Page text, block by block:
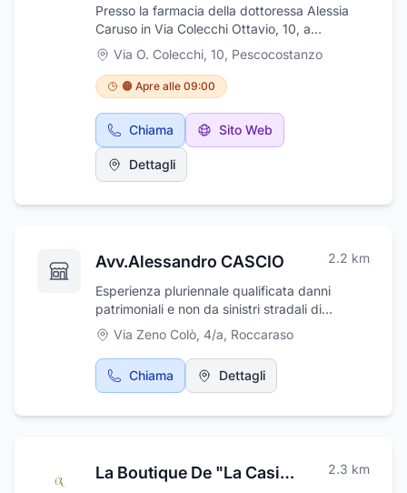
Presso la farmacia della dottoressa Alessia
Caruso in Via Colecchi Ottavio, 10, a
Pescocostanzo potrete acquistare un'ampia
selezione di farmaci da banco e dietro ricetta
medica, assistiti dall'esperienza e dalla
professionalità della dottoressa, che rimane a
disposizione dei propri clienti anche
telefonicamente.
Via O. Colecchi, 10, Pescocostanzo
🟠 Apre alle 09:00
Chiama Sito Web
Dettagli
Avv.Alessandro CASCIO 2.2 km
Esperienza pluriennale qualificata danni
patrimoniali e non da sinistri stradali di
rilevante entità, responsabilità medica .
Patrocinio in Cassazione
Via Zeno Colò, 4/a, Roccaraso
Chiama Dettagli
La Boutique De "La Casina D’Oro" 2.3 km